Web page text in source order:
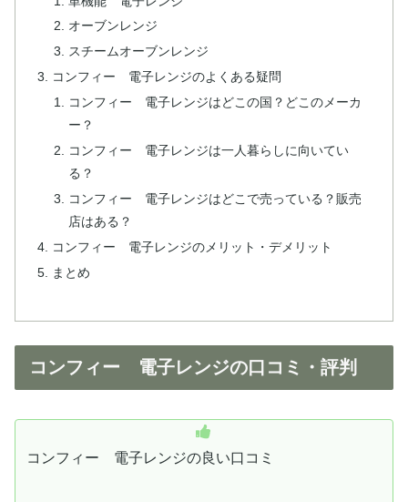
オーブンレンジ
スチームオーブンレンジ
コンフィー 電子レンジのよくある疑問
コンフィー 電子レンジはどこの国？どこのメーカ
ー？
コンフィー 電子レンジは一人暮らしに向いてい
る？
コンフィー 電子レンジはどこで売っている？販売
店はある？
コンフィー 電子レンジのメリット・デメリット
まとめ
コンフィー 電子レンジの口コミ・評判
コンフィー 電子レンジの良い口コミ